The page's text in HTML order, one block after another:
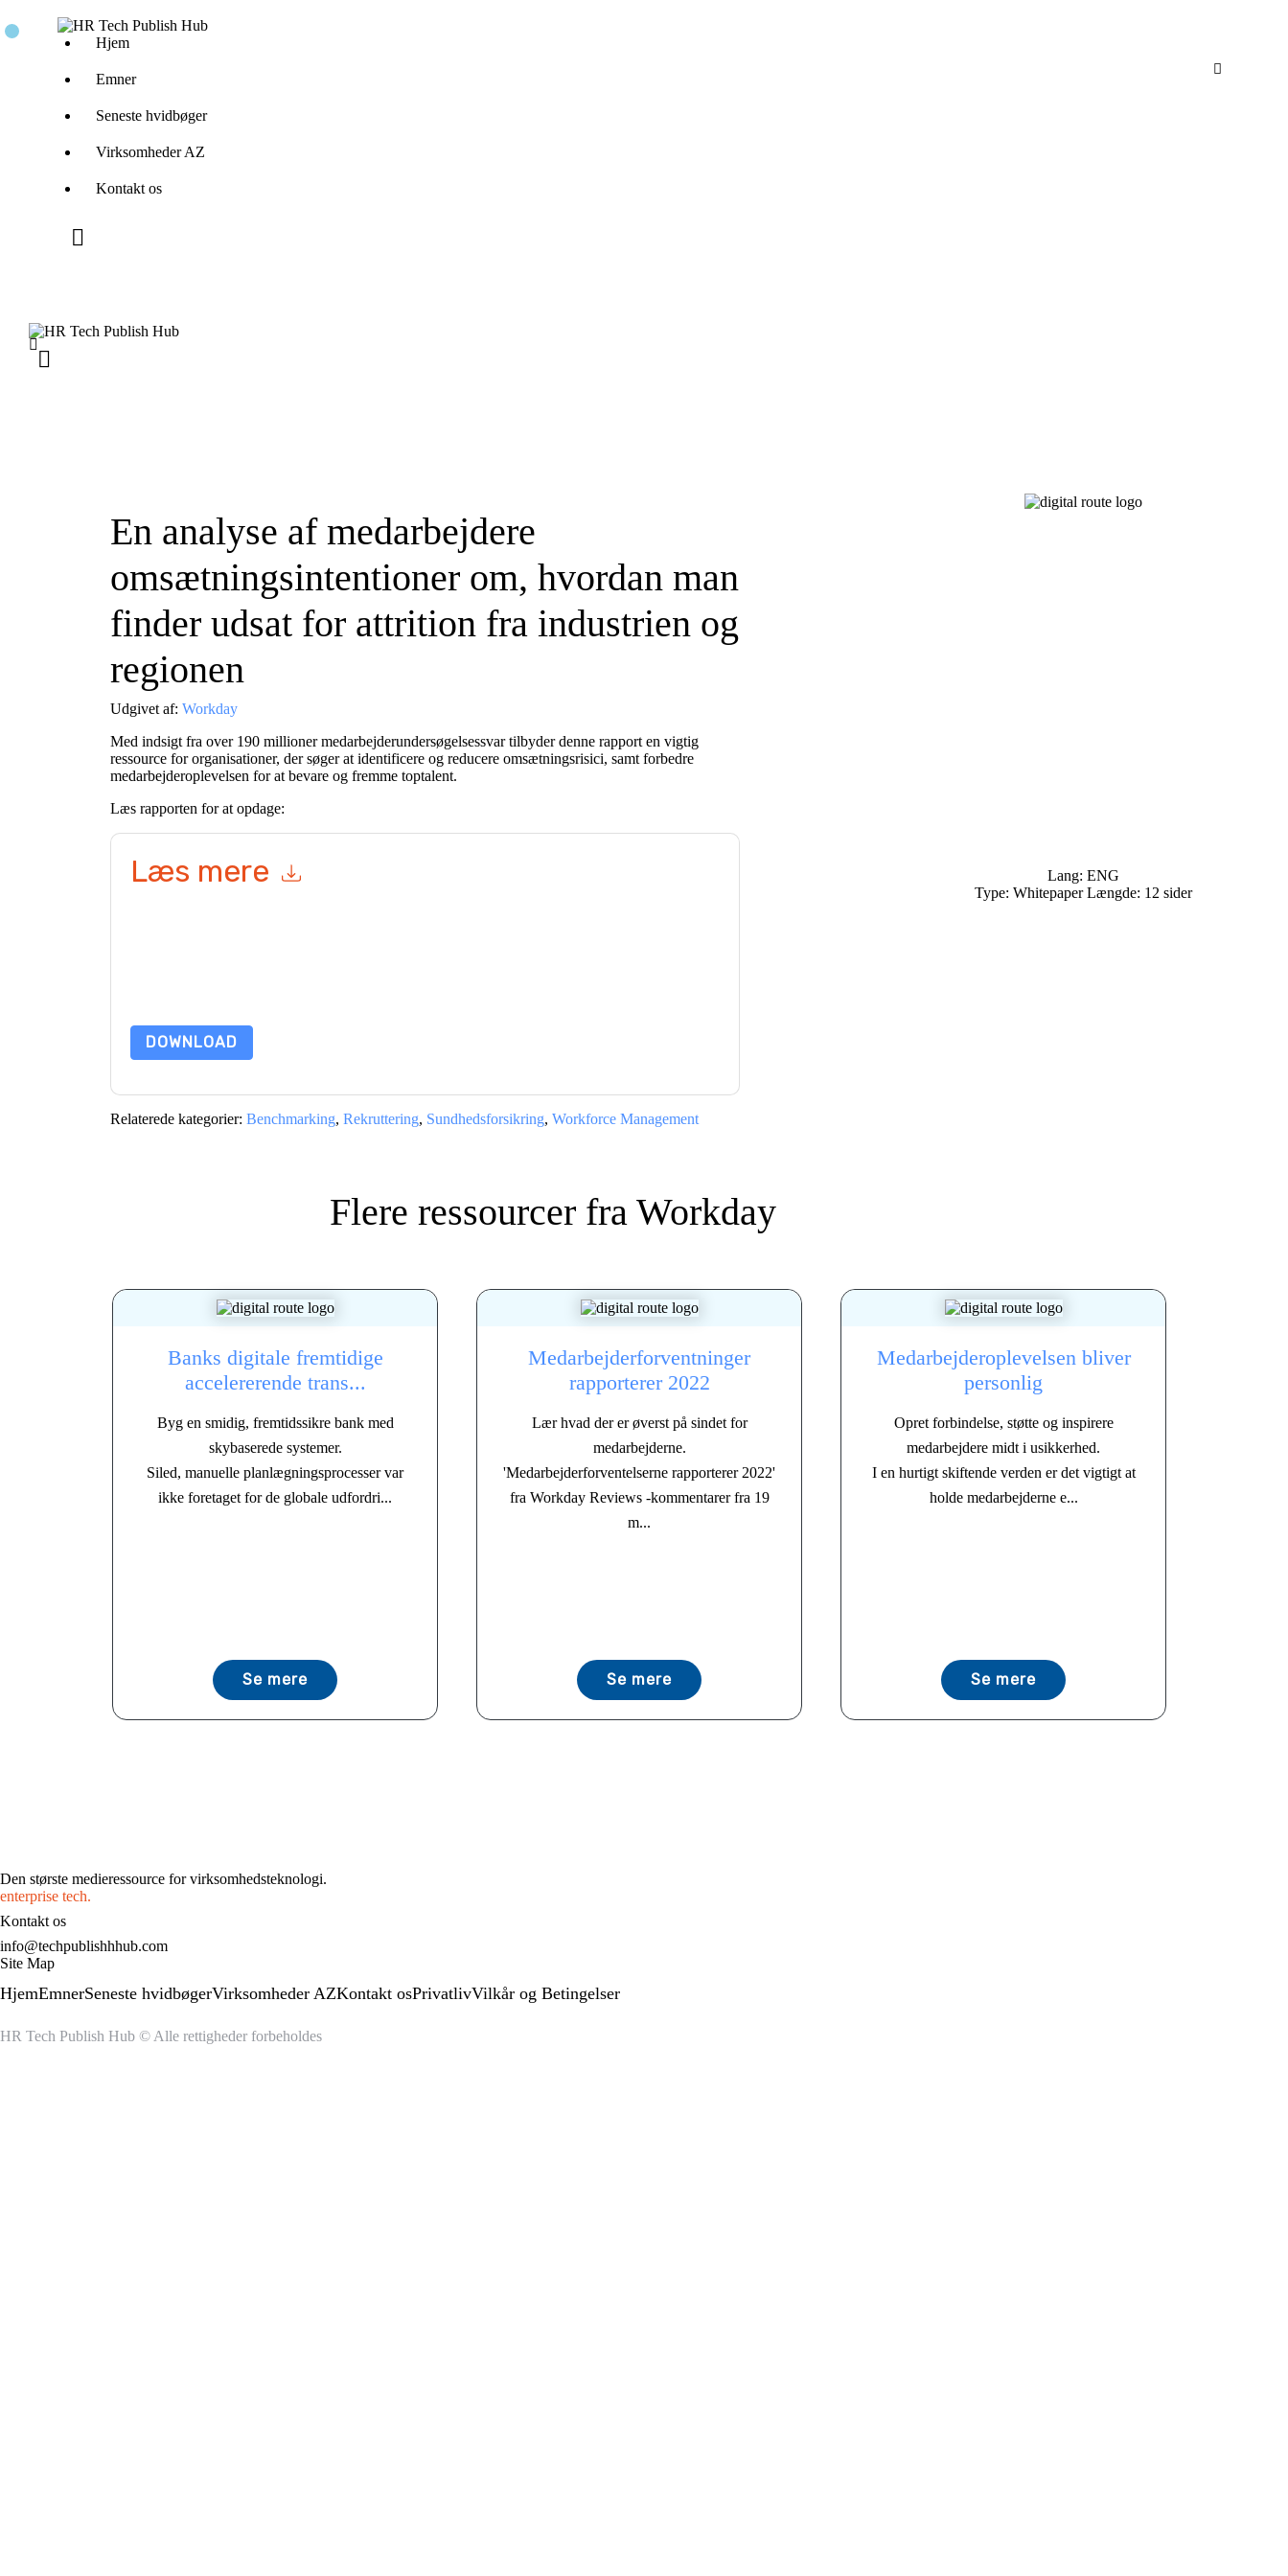
Hjem
Emner
Seneste hvidbøger
Virksomheder AZ
Kontakt os
En analyse af medarbejdere
omsætningsintentioner om, hvordan man
finder udsat for attrition fra industrien og
regionen
Udgivet af: Workday
Med indsigt fra over 190 millioner medarbejderundersøgelsessvar tilbyder denne rapport en vigtig
ressource for organisationer, der søger at identificere og reducere omsætningsrisici, samt forbedre
medarbejderoplevelsen for at bevare og fremme toptalent.
Læs rapporten for at opdage:
Læs mere
DOWNLOAD
Relaterede kategorier: Benchmarking, Rekruttering, Sundhedsforsikring, Workforce Management
Lang: ENG
Type: Whitepaper Længde: 12 sider
Flere ressourcer fra Workday
Banks digitale fremtidige
accelererende trans...
Byg en smidig, fremtidssikre bank med
skybaserede systemer.
Siled, manuelle planlægningsprocesser var
ikke foretaget for de globale udfordri...
Se mere
Medarbejderforventninger
rapporterer 2022
Lær hvad der er øverst på sindet for
medarbejderne.
'Medarbejderforventelserne rapporterer 2022'
fra Workday Reviews -kommentarer fra 19
m...
Se mere
Medarbejderoplevelsen bliver
personlig
Opret forbindelse, støtte og inspirere
medarbejdere midt i usikkerhed.
I en hurtigt skiftende verden er det vigtigt at
holde medarbejderne e...
Se mere
Den største medieressource for virksomhedsteknologi.
enterprise tech.
Kontakt os
info@techpublishhhub.com
Site Map
HjemEmnerSeneste hvidbøgerVirksomheder AZKontakt osPrivatlivVilkår og Betingelser
HR Tech Publish Hub © Alle rettigheder forbeholdes